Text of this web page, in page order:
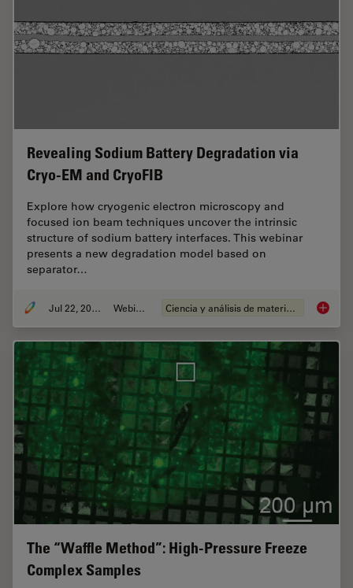
Revealing Sodium Battery Degradation via
Cryo-EM and CryoFIB
Explore how cryogenic electron microscopy and
focused ion beam techniques uncover the intrinsic
structure of sodium battery interfaces. This webinar
presents a new degradation model based on
separator…
Jul 22, 2025 Webinar Ciencia y análisis de materiales
The “Waffle Method”: High-Pressure Freeze
Complex Samples